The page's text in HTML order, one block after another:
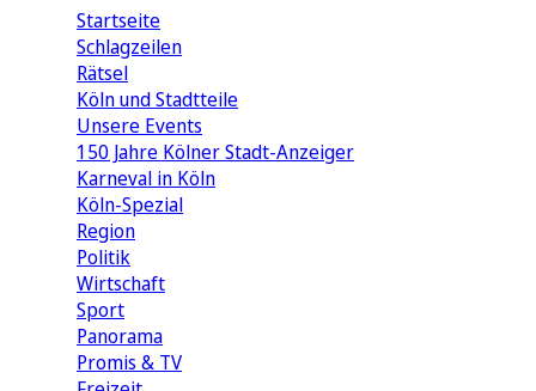
Startseite
Schlagzeilen
Rätsel
Köln und Stadtteile
Unsere Events
150 Jahre Kölner Stadt-Anzeiger
Karneval in Köln
Köln-Spezial
Region
Politik
Wirtschaft
Sport
Panorama
Promis & TV